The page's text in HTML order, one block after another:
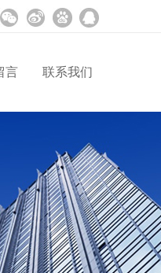
言 联系我们